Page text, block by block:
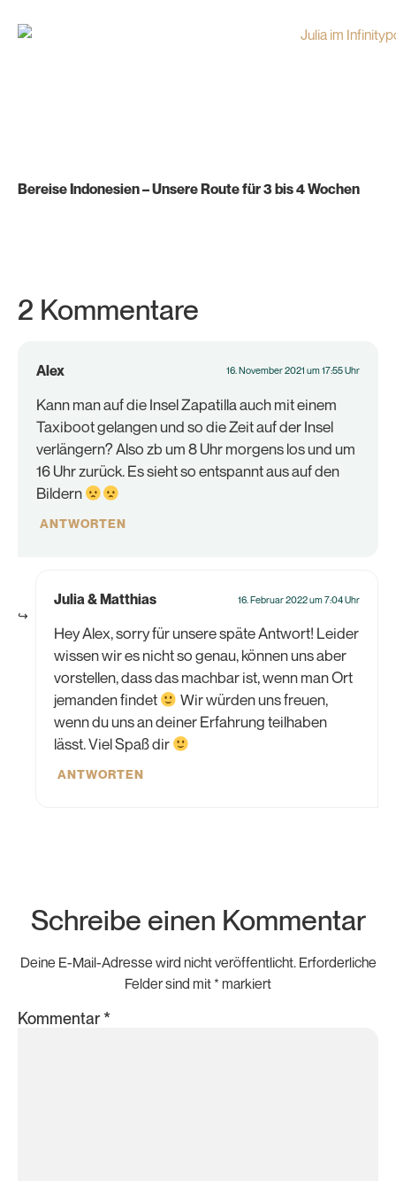
Bereise Indonesien – Unsere Route für 3 bis 4 Wochen
2 Kommentare
Alex 16. November 2021 um 17:55 Uhr
Kann man auf die Insel Zapatilla auch mit einem
Taxiboot gelangen und so die Zeit auf der Insel
verlängern? Also zb um 8 Uhr morgens los und um
16 Uhr zurück. Es sieht so entspannt aus auf den
Bildern
ANTWORTEN
Julia & Matthias 16. Februar 2022 um 7:04 Uhr
Hey Alex, sorry für unsere späte Antwort! Leider
wissen wir es nicht so genau, können uns aber
vorstellen, dass das machbar ist, wenn man Ort
jemanden findet
Wir würden uns freuen,
wenn du uns an deiner Erfahrung teilhaben
lässt. Viel Spaß dir
ANTWORTEN
Schreibe einen Kommentar
Deine E-Mail-Adresse wird nicht veröffentlicht. Erforderliche
Felder sind mit* markiert
Kommentar*